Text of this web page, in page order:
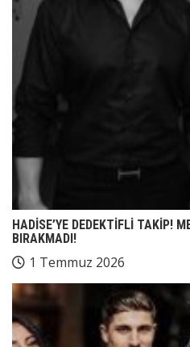
HADİSE’YE DEDEKTİFLİ TAKİP!
BIRAKMADI!
1 Temmuz 2026